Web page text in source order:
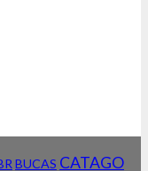
BUCAS CATAGO